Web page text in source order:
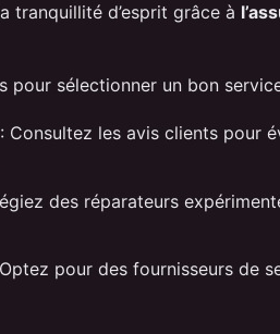
tranquillité d’esprit grâce à
pour sélectionner un bon
: Consultez les avis clients pour
des réparateurs
pour des fournisseurs de